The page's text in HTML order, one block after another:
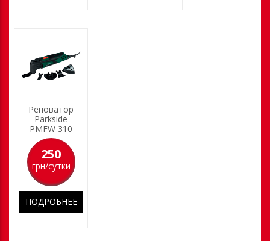
Реноватор
Parkside
PMFW 310
250
грн/сутки
ПОДРОБНЕЕ